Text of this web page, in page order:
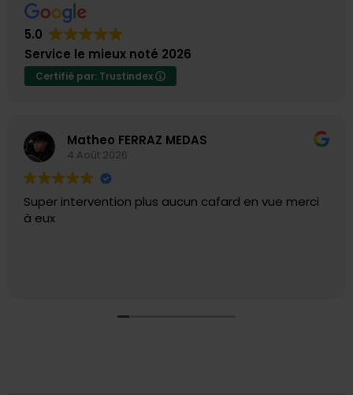
5.0
Service le mieux noté 2026
Certifié par: Trustindex
Matheo FERRAZ MEDAS
4 Août 2026
Super intervention plus aucun cafard en vue merci
à eux